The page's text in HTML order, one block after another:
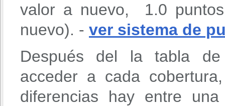
valor a nuevo, 1.0
nuevo). - ver sistema de
Después del la tabla de
acceder a cada
diferencias hay entre